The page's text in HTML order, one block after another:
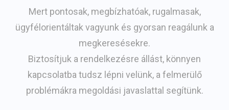
Mert pontosak, megbízhatóak, rugalmasak,
ügyfélorientáltak vagyunk és gyorsan reagálunk a
megkeresésekre.
Biztosítjuk a rendelkezésre állást, könnyen
kapcsolatba tudsz lépni velünk, a felmerülő
problémákra megoldási javaslattal segítünk.